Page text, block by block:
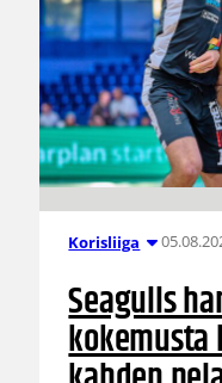
Korisliiga
Seagulls
kokemusta